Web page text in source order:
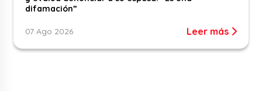
difamación”
07 Ago 2026 Leer más